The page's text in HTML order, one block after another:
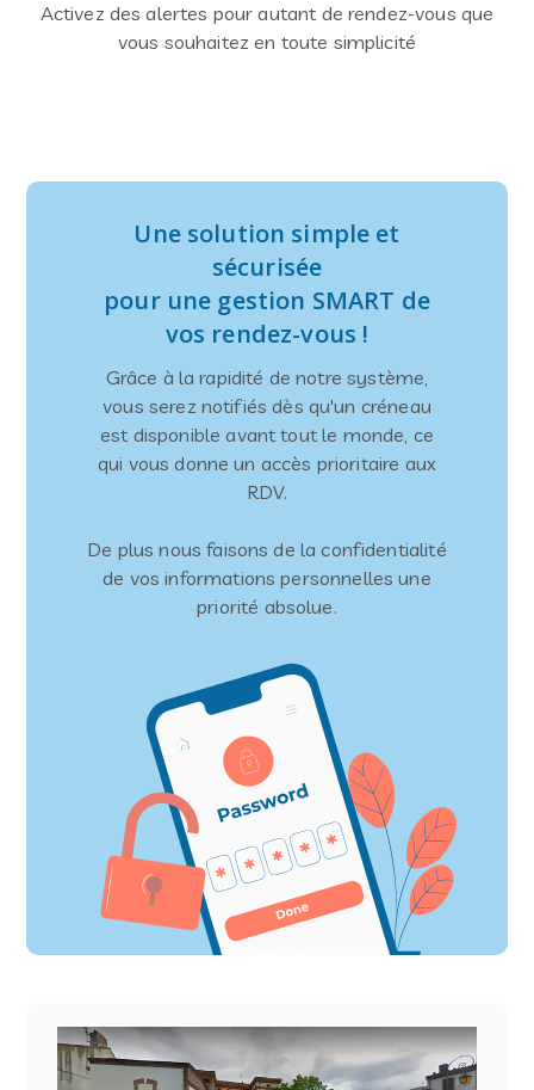
Une solution simple et
sécurisée
pour une gestion SMART de
vos rendez-vous !
Grâce à la rapidité de notre système,
vous serez notifiés dès qu'un créneau
est disponible avant tout le monde, ce
qui vous donne un accès prioritaire aux
RDV.
De plus nous faisons de la confidentialité
de vos informations personnelles une
priorité absolue.
Activez des alertes pour autant de rendez-vous que
vous souhaitez en toute simplicité